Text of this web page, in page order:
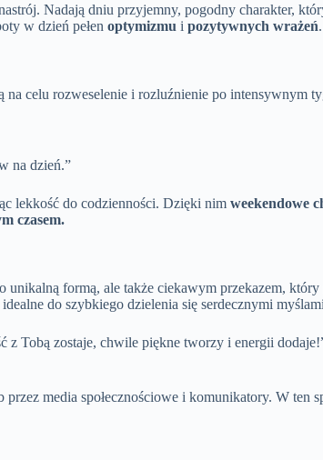
Nadają dniu przyjemny, pogodny charakter,
w dzień pełen optymizmu i pozytywnych wrażeń.
na celu rozweselenie i rozluźnienie po
na dzień.”
lekkość do codzienności. Dzięki nim weekendowe
czasem.
unikalną formą, ale także ciekawym przekazem,
do szybkiego dzielenia się serdecznymi
z Tobą zostaje, chwile piękne tworzy i energii
media społecznościowe i komunikatory. W